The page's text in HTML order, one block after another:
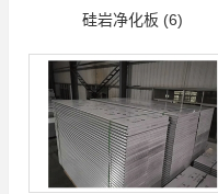
硅岩净化板 (6)